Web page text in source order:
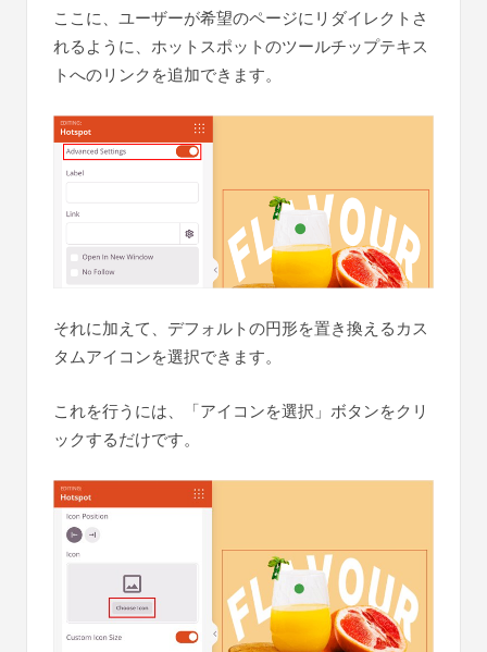
ここに、ユーザーが希望のページにリダイレクトさ
れるように、ホットスポットのツールチップテキス
トへのリンクを追加できます。
それに加えて、デフォルトの円形を置き換えるカス
タムアイコンを選択できます。
これを行うには、「アイコンを選択」ボタンをクリ
ックするだけです。